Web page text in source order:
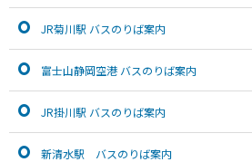
JR菊川駅 バスのりば案内
富士山静岡空港 バスのりば案内
JR掛川駅 バスのりば案内
新清水駅 バスのりば案内